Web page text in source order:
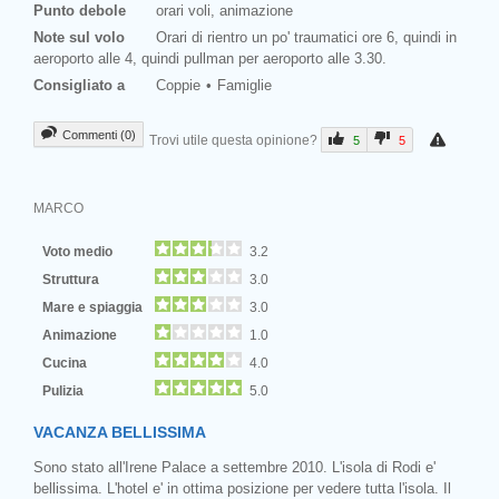
Punto debole
orari voli, animazione
Note sul volo
Orari di rientro un po' traumatici ore 6, quindi in
aeroporto alle 4, quindi pullman per aeroporto alle 3.30.
Consigliato a
Coppie Famiglie
Commenti (0) Trovi utile questa opinione? 5 5
MARCO
Voto medio
3.2
Struttura
3.0
Mare e spiaggia
3.0
Animazione
1.0
Cucina
4.0
Pulizia
5.0
VACANZA BELLISSIMA
Sono stato all'Irene Palace a settembre 2010. L'isola di Rodi e'
bellissima. L'hotel e' in ottima posizione per vedere tutta l'isola. Il